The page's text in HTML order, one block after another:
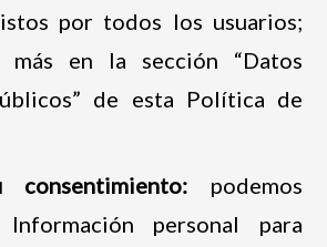
por todos los usuarios;
más en la sección “Datos
de esta Política de
consentimiento: podemos
personal para